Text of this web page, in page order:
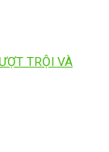
TRỘI VÀ